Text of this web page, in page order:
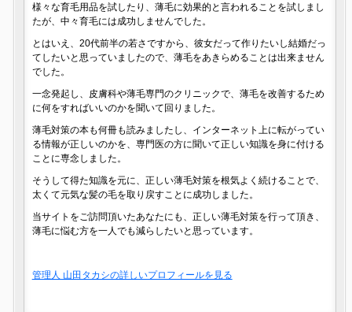
様々な育毛用品を試したり、薄毛に効果的と言われることを試しまし
たが、中々育毛には成功しませんでした。
とはいえ、20代前半の若さですから、彼女だって作りたいし結婚だっ
てしたいと思っていましたので、薄毛をあきらめることは出来ません
でした。
一念発起し、皮膚科や薄毛専門のクリニックで、薄毛を改善するため
に何をすればいいのかを聞いて回りました。
薄毛対策の本も何冊も読みましたし、インターネット上に転がってい
る情報が正しいのかを、専門医の方に聞いて正しい知識を身に付ける
ことに専念しました。
そうして得た知識を元に、正しい薄毛対策を根気よく続けることで、
太くて元気な髪の毛を取り戻すことに成功しました。
当サイトをご訪問頂いたあなたにも、正しい薄毛対策を行って頂き、
薄毛に悩む方を一人でも減らしたいと思っています。
管理人 山田タカシの詳しいプロフィールを見る